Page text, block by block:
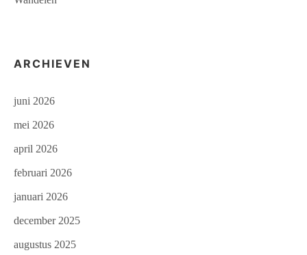
ARCHIEVEN
juni 2026
mei 2026
april 2026
februari 2026
januari 2026
december 2025
augustus 2025